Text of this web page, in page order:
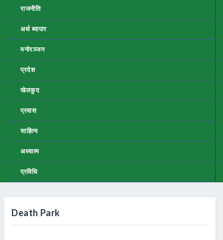
राजनीति
अर्थ ब्यापार
मनोरञ्जन
प्रदेश
खेलकुद
प्रवास
साहित्य
अध्यात्म
प्रविधि
Death Park